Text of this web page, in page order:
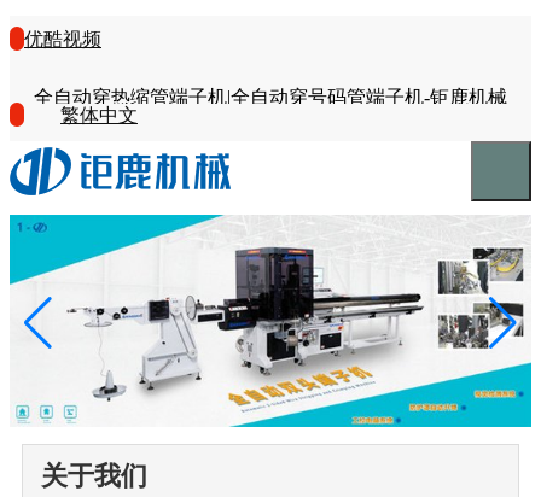
优酷视频
全自动穿热缩管端子机|全自动穿号码管端子机-钜鹿机械
繁体中文
关于我们